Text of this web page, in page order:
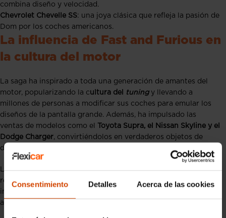
Consentimiento Detalles Acerca de las cookies
combina diseño y velocidad.
Chevrolet Chevelle SS: una joya clásica que refleja la pasión de
Dom por los coches americanos.
La influencia de Fast and Furious en
la cultura del motor
La saga ha inspirado a toda una generación de amantes del
motor, popularizando la cultura del tuningy llevando a
millones de personas a modificar sus coches para emular los
diseños de la pantalla grande. Además, ha impulsado las
ventas de modelos como el Toyota Supra, el Nissan Skyline y el
Dodge Charger, convirtiéndolos en verdaderos objetos de
deseo.
Los eventos y exposiciones dedicados aFast and Furious
reúnen cada año a miles de fans y coches personalizados
inspirados en la saga, consolidando su legado en la industria
automovilística.